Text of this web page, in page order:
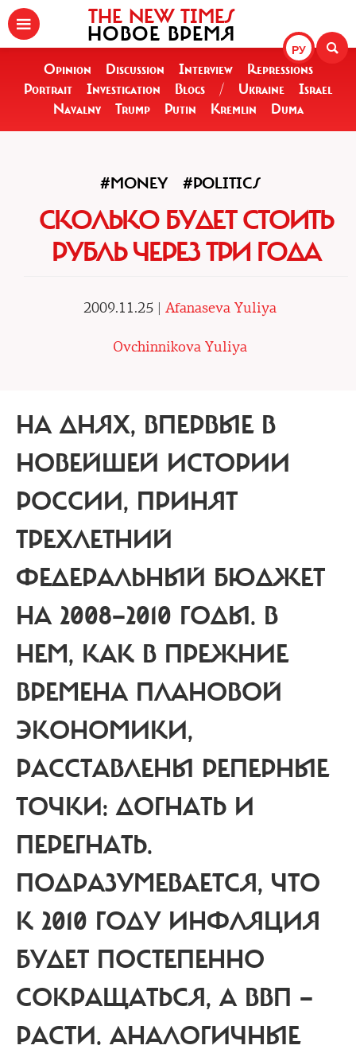
РУ
THE NEW TIMES
НОВОЕ ВРЕМЯ
Opinion Discussion Interview
Repressions
Portrait
Investigation Blogs / Ukraine
Israel
Navalny
Trump Putin Kremlin Duma
#MONEY #POLITICS
СКОЛЬКО БУДЕТ СТОИТЬ
РУБЛЬ ЧЕРЕЗ ТРИ ГОДА
2009.11.25 | Afanaseva Yuliya
Ovchinnikova Yuliya
НА ДНЯХ, ВПЕРВЫЕ В
НОВЕЙШЕЙ ИСТОРИИ
РОССИИ, ПРИНЯТ
ТРЕХЛЕТНИЙ
ФЕДЕРАЛЬНЫЙ БЮДЖЕТ
НА 2008—2010 ГОДЫ. В
НЕМ, КАК В ПРЕЖНИЕ
ВРЕМЕНА ПЛАНОВОЙ
ЭКОНОМИКИ,
РАССТАВЛЕНЫ РЕПЕРНЫЕ
ТОЧКИ: ДОГНАТЬ И
ПЕРЕГНАТЬ.
ПОДРАЗУМЕВАЕТСЯ, ЧТО
К 2010 ГОДУ ИНФЛЯЦИЯ
БУДЕТ ПОСТЕПЕННО
СОКРАЩАТЬСЯ, А ВВП —
РАСТИ. АНАЛОГИЧНЫЕ